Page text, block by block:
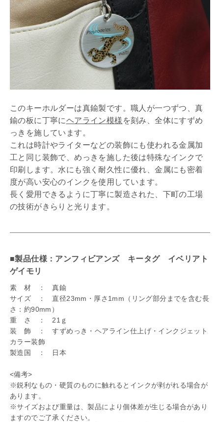
このキーホルダーは真鍮製です。職人が一つずつ、真
鍮の板に丁寧にヘアライン模様 を刻み、全体にすずめ
っきを施しています。
これは時計やライターなどの装飾にも使われる金属加
工と同じ装飾で、めっきを施した後は特殊なインクで
印刷します。水にも強く耐久性に優れ、金属にも密着
度が高い安心のインクを使用しています。
長く愛用できるように丁寧に製造された、下町の工場
の技術がきらりと光ります。
■製品仕様：アンフィビアンズ キータグ イベリアト
ゲイモリ
素 材 ： 真鍮
サイズ ： 直径23mm・厚さ1mm（リング部分までを含む長
さ：約90mm）
重 さ ： 21ｇ
装 飾 ： すずめっき・ヘアライン仕上げ・インクジェット
カラー装飾
製造国 ： 日本
<備考>
※鋭利なもの・硬質のものに触れるとインクが剥がれる場合が
あります。
※サイズおよび重量は、製品により個体差が生じる場合があり
ますのでご了承ください。